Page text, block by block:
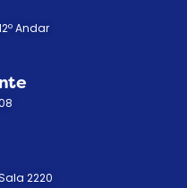
Andar
2220